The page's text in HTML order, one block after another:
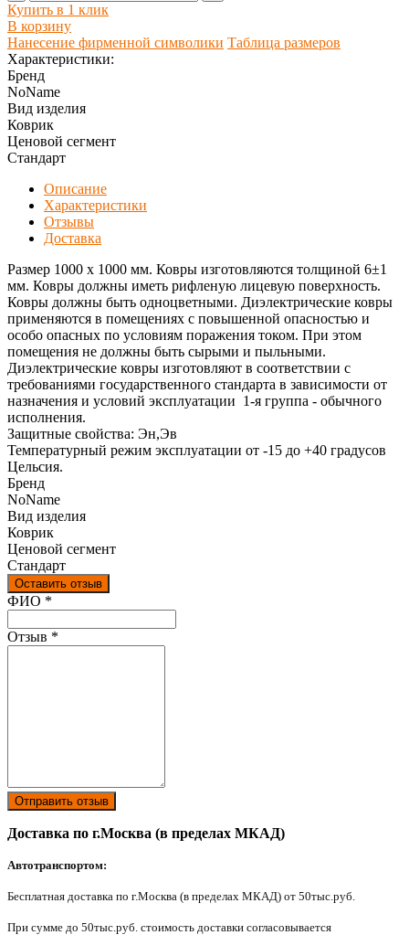
Купить в 1 клик
В корзину
Нанесение фирменной символики Таблица размеров
Характеристики:
Бренд
NoName
Вид изделия
Коврик
Ценовой сегмент
Стандарт
Описание
Характеристики
Отзывы
Доставка
Размер 1000 х 1000 мм. Ковры изготовляются толщиной 6±1
мм. Ковры должны иметь рифленую лицевую поверхность.
Ковры должны быть одноцветными. Диэлектрические ковры
применяются в помещениях с повышенной опасностью и
особо опасных по условиям поражения током. При этом
помещения не должны быть сырыми и пыльными.
Диэлектрические ковры изготовляют в соответствии с
требованиями государственного стандарта в зависимости от
назначения и условий эксплуатации 1-я группа - обычного
исполнения.
Защитные свойства: Эн,Эв
Температурный режим эксплуатации от -15 до +40 градусов
Цельсия.
Бренд
NoName
Вид изделия
Коврик
Ценовой сегмент
Стандарт
Оставить отзыв
Ваш отзыв был отправлен!
ФИО *
Отзыв *
Отправить отзыв
Доставка по г.Москва (в пределах МКАД)
Автотранспортом:
Бесплатная доставка по г.Москва (в пределах МКАД) от 50тыс.руб.
При сумме до 50тыс.руб. стоимость доставки согласовывается